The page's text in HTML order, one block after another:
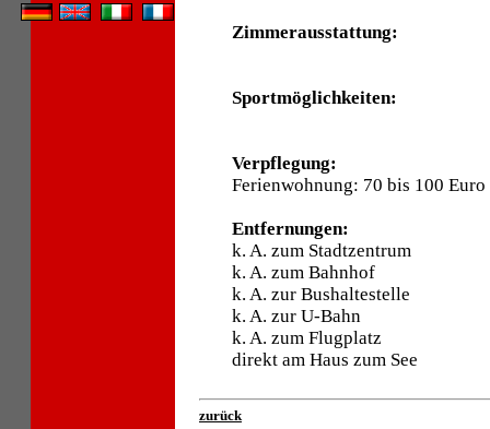
Zimmerausstattung:
Sportmöglichkeiten:
Verpflegung:
Ferienwohnung: 70 bis 100
Entfernungen:
k. A. zum Stadtzentrum
k. A. zum Bahnhof
k. A. zur Bushaltestelle
k. A. zur U-Bahn
k. A. zum Flugplatz
direkt am Haus zum See
zurück